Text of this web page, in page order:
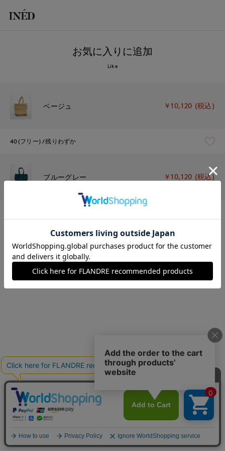
お気に入りに追加
Like
ベージュ ￥10,120 (税込)
40(フリー) 残りわずか
ブルーグレー ￥10,120 (税込)